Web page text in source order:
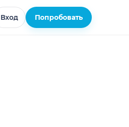
Вход Попробовать